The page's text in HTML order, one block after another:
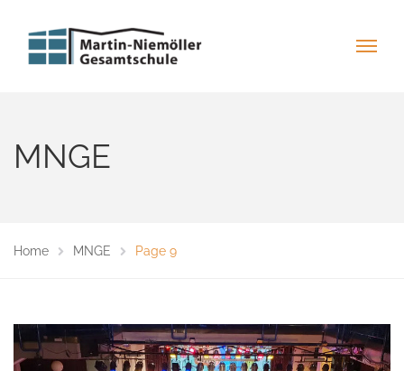
MNGE
Home MNGE Page 9